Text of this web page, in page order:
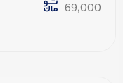
69,000